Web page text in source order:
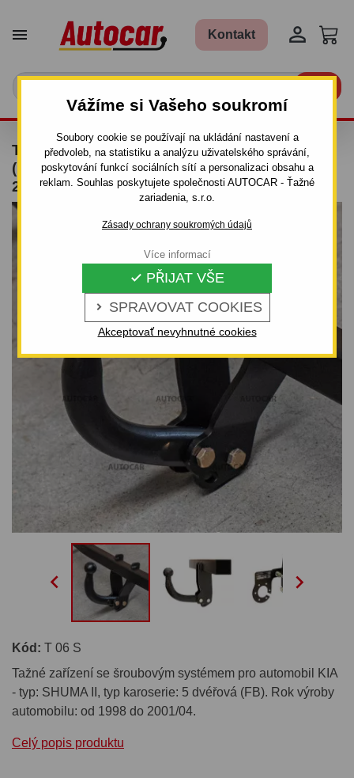
Vážíme si Vašeho soukromí
Soubory cookie se používají na ukládání nastavení a
předvoleb, na statistiku a analýzu uživatelského správání,
poskytování funkcí sociálních sítí a personalizaci obsahu a
reklam. Souhlas poskytujete společnosti AUTOCAR - Ťažné
zariadenia, s.r.o.
Zásady ochrany soukromých údajů
 SPRAVOVAT COOKIES
 PŘIJAT VŠE
Akceptovať nevyhnutné cookies
Více informací
 Kontakt 
TAŽNÉ ZAŘÍZENÍ PRO KIA SHUMA II - 5DV.
(FB) - ŠROUBOVÝ SYSTÉM - OD 1998 DO
2001/04
 
Kód: T 06 S
Tažné zařízení se šroubovým systémem pro automobil KIA
- typ: SHUMA II, typ karoserie: 5 dvéřová (FB). Rok výroby
automobilu: od 1998 do 2001/04.
Celý popis produktu